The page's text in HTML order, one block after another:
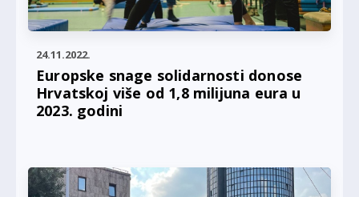
24.11.2022.
Europske snage solidarnosti donose
Hrvatskoj više od 1,8 milijuna eura u
2023. godini